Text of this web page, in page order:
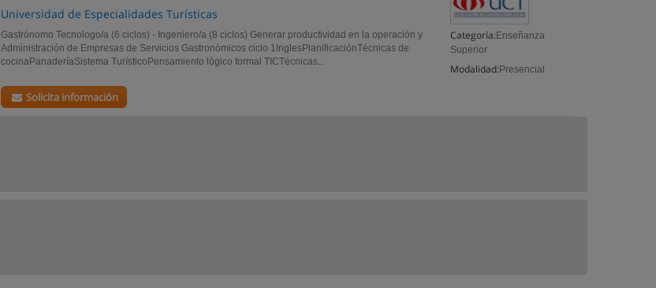
Universidad de Especialidades Turísticas
Categoría: Enseñanza
Superior
Modalidad: Presencial
Gastrónomo Tecnologo/a (6 ciclos) - Ingeniero/a (8 ciclos) Generar productividad en la operación y
Administración de Empresas de Servicios Gastronómicos ciclo 1InglesPlanificaciónTécnicas de
cocinaPanaderíaSistema TurísticoPensamiento lógico formal TICTécnicas...
Solicita información